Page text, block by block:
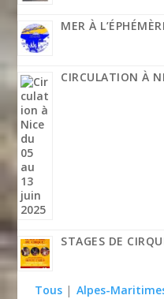
MER À
CIRCULATION À
STAGES DE
Tous | Alpes-